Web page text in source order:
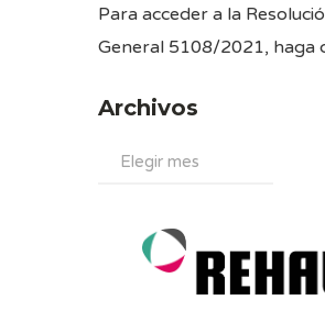
Para acceder a la
General 5108/2021, haga
Archivos
Archivos